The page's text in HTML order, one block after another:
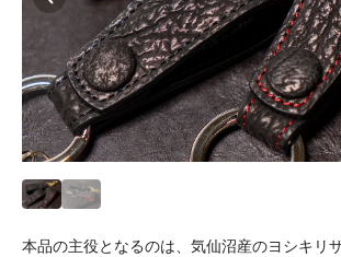
本品の主役となるのは、気仙沼産のヨシキリザ